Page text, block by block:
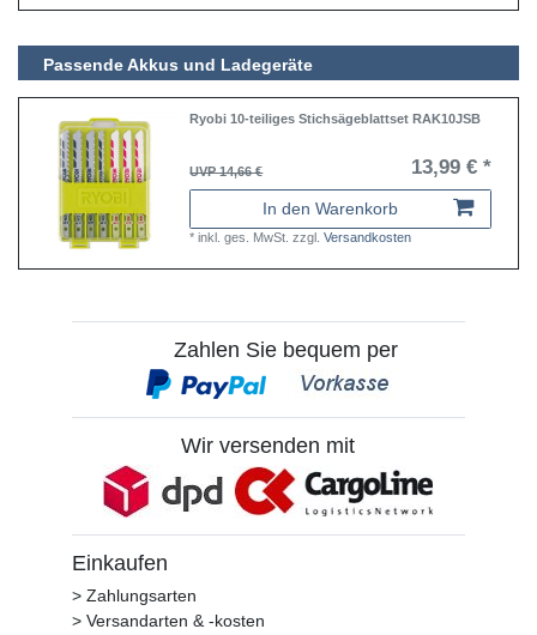
Passende Akkus und Ladegeräte
Ryobi 10-teiliges Stichsägeblattset RAK10JSB
UVP 14,66 € 13,99 € *
In den Warenkorb
*inkl. ges. MwSt. zzgl.Versandkosten
Zahlen Sie bequem per
Wir versenden mit
Einkaufen
> Zahlungsarten
> Versandarten & -kosten